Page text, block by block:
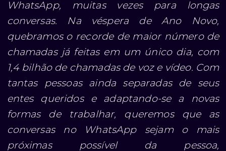
WhatsApp, muitas vezes para longas
conversas. Na véspera de Ano Novo,
quebramos o recorde de maior número de
chamadas já feitas em um único dia, com
1,4 bilhão de chamadas de voz e vídeo. Com
tantas pessoas ainda separadas de seus
entes queridos e adaptando-se a novas
formas de trabalhar, queremos que as
conversas no WhatsApp sejam o mais
próximas possível da pessoa,